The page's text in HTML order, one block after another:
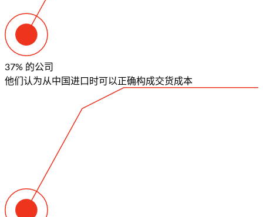
37% 的公司
他们认为从中国进口时可以正确构成交货成本